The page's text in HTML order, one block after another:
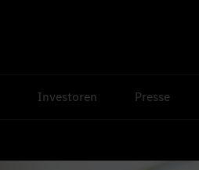
Investoren Presse